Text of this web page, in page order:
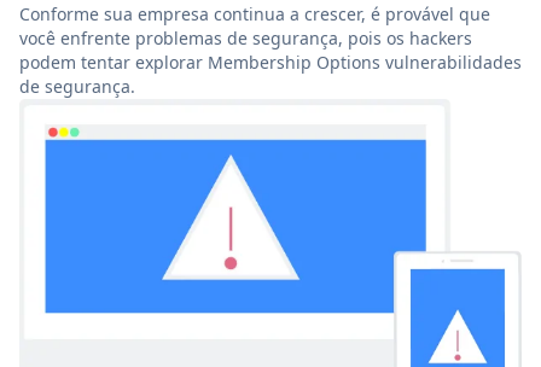
Conforme sua empresa continua a crescer, é provável que
você enfrente problemas de segurança, pois os hackers
podem tentar explorar Membership Options vulnerabilidades
de segurança.